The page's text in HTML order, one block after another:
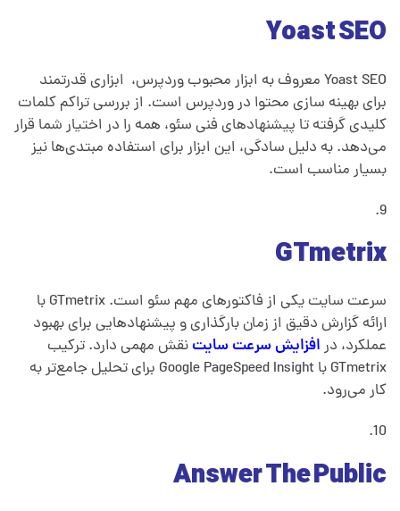
Yoast SEO
Yoast SEO معروف به ابزار محبوب وردپرس، ابزاری قدرتمند
برای بهینه ‌سازی محتوا در وردپرس است. از بررسی تراکم کلمات
کلیدی گرفته تا پیشنهادهای فنی سئو، همه را در اختیار شما قرار
می‌دهد. به دلیل سادگی، این ابزار برای استفاده مبتدی‌ها نیز
بسیار مناسب است.
GTmetrix
سرعت سایت یکی از فاکتورهای مهم سئو است. GTmetrix با
ارائه گزارش دقیق از زمان بارگذاری و پیشنهادهایی برای بهبود
عملکرد، درافزایش سرعت سایتنقش مهمی دارد. ترکیب
GTmetrix با Google PageSpeed Insight برای تحلیل جامع‌تر به
کار می‌رود.
Answer The Public